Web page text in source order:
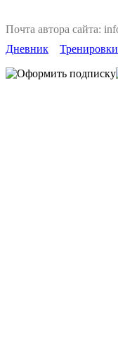
Почта автора сайта:
Дневник
Тренировки